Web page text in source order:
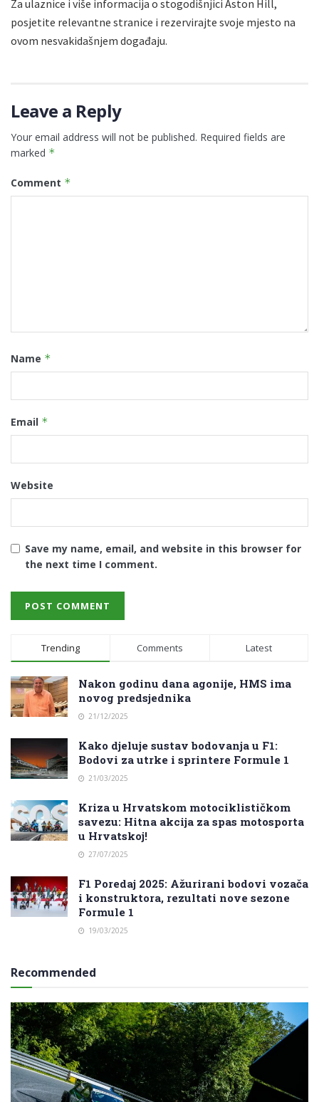
Za ulaznice i više informacija o stogodišnjici Aston Hill,
posjetite relevantne stranice i rezervirajte svoje mjesto na
ovom nesvakidašnjem događaju.
Leave a Reply
Your email address will not be published. Required fields are
marked *
Comment *
Name *
Email *
Website
Save my name, email, and website in this browser for
the next time I comment.
Trending Comments Latest
Nakon godinu dana agonije, HMS ima
novog predsjednika
21/12/2025
Kako djeluje sustav bodovanja u F1:
Bodovi za utrke i sprintere Formule 1
21/03/2025
Kriza u Hrvatskom motociklističkom
savezu: Hitna akcija za spas motosporta
u Hrvatskoj!
27/07/2025
F1 Poredaj 2025: Ažurirani bodovi vozača
i konstruktora, rezultati nove sezone
Formule 1
19/03/2025
Recommended